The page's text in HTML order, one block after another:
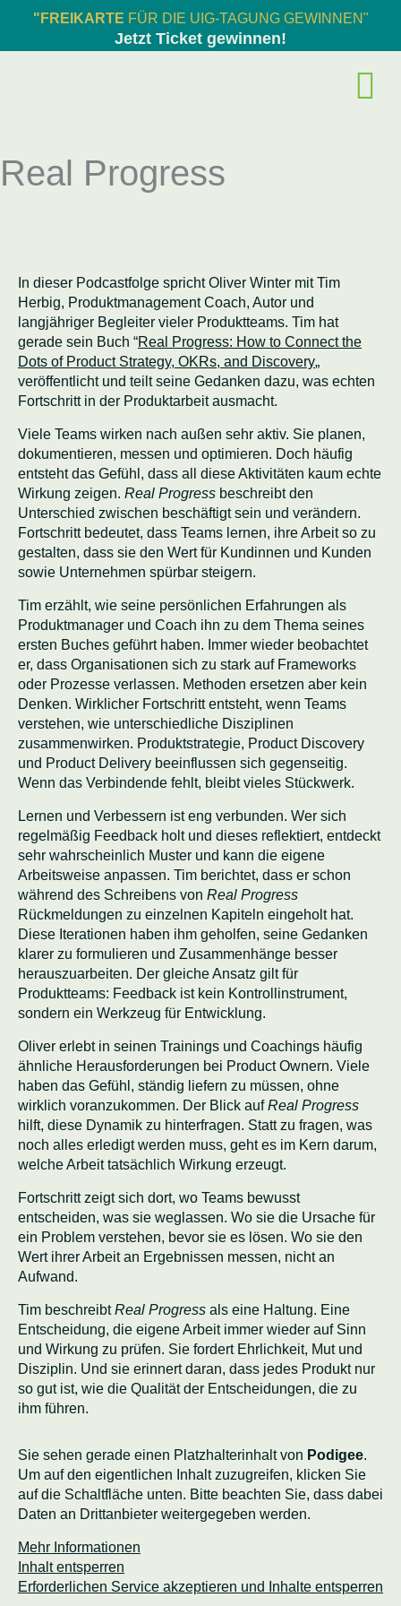
springen
"FREIKARTE FÜR DIE UIG-TAGUNG GEWINNEN"
Jetzt Ticket gewinnen!
Real Progress
In dieser Podcastfolge spricht Oliver Winter mit Tim
Herbig, Produktmanagement Coach, Autor und
langjähriger Begleiter vieler Produktteams. Tim hat
gerade sein Buch “Real Progress: How to Connect the
Dots of Product Strategy, OKRs, and Discovery„
veröffentlicht und teilt seine Gedanken dazu, was echten
Fortschritt in der Produktarbeit ausmacht.
Viele Teams wirken nach außen sehr aktiv. Sie planen,
dokumentieren, messen und optimieren. Doch häufig
entsteht das Gefühl, dass all diese Aktivitäten kaum echte
Wirkung zeigen. Real Progress beschreibt den
Unterschied zwischen beschäftigt sein und verändern.
Fortschritt bedeutet, dass Teams lernen, ihre Arbeit so zu
gestalten, dass sie den Wert für Kundinnen und Kunden
sowie Unternehmen spürbar steigern.
Tim erzählt, wie seine persönlichen Erfahrungen als
Produktmanager und Coach ihn zu dem Thema seines
ersten Buches geführt haben. Immer wieder beobachtet
er, dass Organisationen sich zu stark auf Frameworks
oder Prozesse verlassen. Methoden ersetzen aber kein
Denken. Wirklicher Fortschritt entsteht, wenn Teams
verstehen, wie unterschiedliche Disziplinen
zusammenwirken. Produktstrategie, Product Discovery
und Product Delivery beeinflussen sich gegenseitig.
Wenn das Verbindende fehlt, bleibt vieles Stückwerk.
Lernen und Verbessern ist eng verbunden. Wer sich
regelmäßig Feedback holt und dieses reflektiert, entdeckt
sehr wahrscheinlich Muster und kann die eigene
Arbeitsweise anpassen. Tim berichtet, dass er schon
während des Schreibens von Real Progress
Rückmeldungen zu einzelnen Kapiteln eingeholt hat.
Diese Iterationen haben ihm geholfen, seine Gedanken
klarer zu formulieren und Zusammenhänge besser
herauszuarbeiten. Der gleiche Ansatz gilt für
Produktteams: Feedback ist kein Kontrollinstrument,
sondern ein Werkzeug für Entwicklung.
Oliver erlebt in seinen Trainings und Coachings häufig
ähnliche Herausforderungen bei Product Ownern. Viele
haben das Gefühl, ständig liefern zu müssen, ohne
wirklich voranzukommen. Der Blick aufReal Progress
hilft, diese Dynamik zu hinterfragen. Statt zu fragen, was
noch alles erledigt werden muss, geht es im Kern darum,
welche Arbeit tatsächlich Wirkung erzeugt.
Fortschritt zeigt sich dort, wo Teams bewusst
entscheiden, was sie weglassen. Wo sie die Ursache für
ein Problem verstehen, bevor sie es lösen. Wo sie den
Wert ihrer Arbeit an Ergebnissen messen, nicht an
Aufwand.
Tim beschreibtReal Progress als eine Haltung. Eine
Entscheidung, die eigene Arbeit immer wieder auf Sinn
und Wirkung zu prüfen. Sie fordert Ehrlichkeit, Mut und
Disziplin. Und sie erinnert daran, dass jedes Produkt nur
so gut ist, wie die Qualität der Entscheidungen, die zu
ihm führen.
Sie sehen gerade einen Platzhalterinhalt von Podigee.
Um auf den eigentlichen Inhalt zuzugreifen, klicken Sie
auf die Schaltfläche unten. Bitte beachten Sie, dass dabei
Daten an Drittanbieter weitergegeben werden.
Mehr Informationen
Inhalt entsperren
Erforderlichen Service akzeptieren und Inhalte entsperren